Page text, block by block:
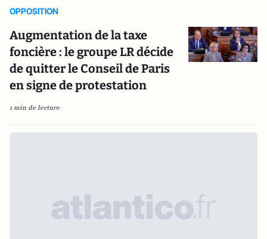
OPPOSITION
Augmentation de la taxe
foncière : le groupe LR décide
de quitter le Conseil de Paris
en signe de protestation
1 min de lecture